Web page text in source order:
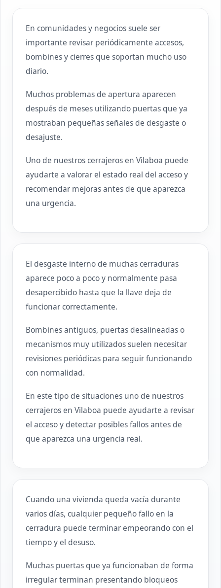
En comunidades y negocios suele ser
importante revisar periódicamente accesos,
bombines y cierres que soportan mucho uso
diario.
Muchos problemas de apertura aparecen
después de meses utilizando puertas que ya
mostraban pequeñas señales de desgaste o
desajuste.
Uno de nuestros cerrajeros en Vilaboa puede
ayudarte a valorar el estado real del acceso y
recomendar mejoras antes de que aparezca
una urgencia.
El desgaste interno de muchas cerraduras
aparece poco a poco y normalmente pasa
desapercibido hasta que la llave deja de
funcionar correctamente.
Bombines antiguos, puertas desalineadas o
mecanismos muy utilizados suelen necesitar
revisiones periódicas para seguir funcionando
con normalidad.
En este tipo de situaciones uno de nuestros
cerrajeros en Vilaboa puede ayudarte a revisar
el acceso y detectar posibles fallos antes de
que aparezca una urgencia real.
Cuando una vivienda queda vacía durante
varios días, cualquier pequeño fallo en la
cerradura puede terminar empeorando con el
tiempo y el desuso.
Muchas puertas que ya funcionaban de forma
irregular terminan presentando bloqueos